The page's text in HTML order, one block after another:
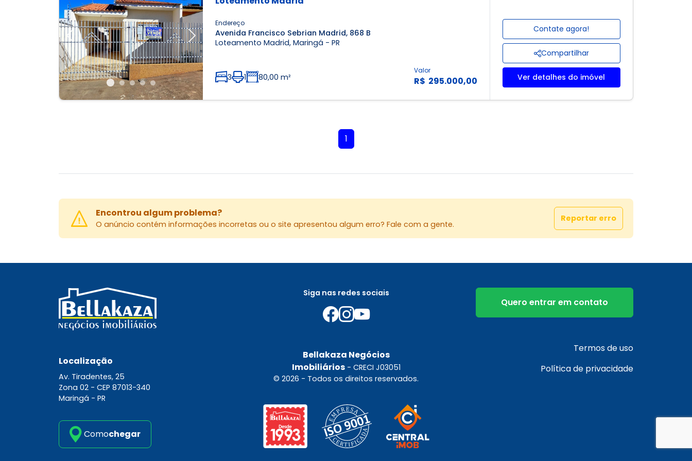
Previous Next
Endereço
Avenida Francisco Sebrian Madrid, 868 B
Loteamento Madrid, Maringá - PR
3 1 80,00 m²
Valor
R$ 295.000,00
Contate agora!
Compartilhar
Ver detalhes do imóvel
1
Encontrou algum problema?
O anúncio contém informações incorretas ou o site apresentou algum erro? Fale com a gente.
Reportar erro
Localização
Av. Tiradentes, 25
Zona 02 - CEP 87013-340
Maringá - PR
Comochegar
Siga nas redes sociais
Bellakaza Negócios
Imobiliários- CRECI J03051
© 2026 - Todos os direitos reservados.
Quero entrar em contato
Termos de uso
Política de privacidade